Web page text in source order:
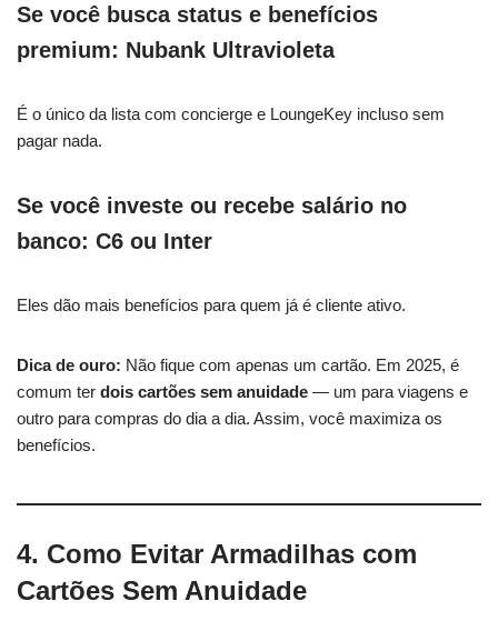
Se você busca status e benefícios
premium: Nubank Ultravioleta
É o único da lista com concierge e LoungeKey incluso sem
pagar nada.
Se você investe ou recebe salário no
banco: C6 ou Inter
Eles dão mais benefícios para quem já é cliente ativo.
Dica de ouro: Não fique com apenas um cartão. Em 2025, é
comum ter dois cartões sem anuidade — um para viagens e
outro para compras do dia a dia. Assim, você maximiza os
benefícios.
4. Como Evitar Armadilhas com
Cartões Sem Anuidade